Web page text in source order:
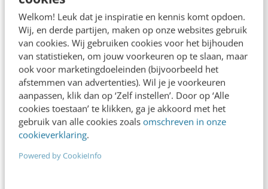
Welkom! Leuk dat je inspiratie en kennis komt opdoen.
Wij, en derde partijen, maken op onze websites gebruik
van cookies. Wij gebruiken cookies voor het bijhouden
van statistieken, om jouw voorkeuren op te slaan, maar
ook voor marketingdoeleinden (bijvoorbeeld het
afstemmen van advertenties). Wil je je voorkeuren
aanpassen, klik dan op ‘Zelf instellen’. Door op ‘Alle
cookies toestaan’ te klikken, ga je akkoord met het
gebruik van alle cookies zoals omschreven in onze
cookieverklaring.
Powered by CookieInfo
De nieuwe SEO- & GEO-
spelregels
In 2,5 uur van Google-first naar AI-first: zo wordt je
content beter gevonden. Schrijf je in en bekijk
direct.
Meer weten